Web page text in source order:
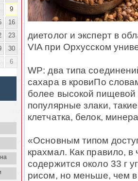
9
16
23
30
6
диетолог и эксперт в
VIA при Орхусском
WP: два типа
сахара в кровиПо
более высокой
популярные злаки,
клетчатка, белок,
«Основным типом
крахмал. Как правило, в
содержится около 33 г
рисом, но меньше, чем